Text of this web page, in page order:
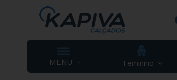
MENU Feminino